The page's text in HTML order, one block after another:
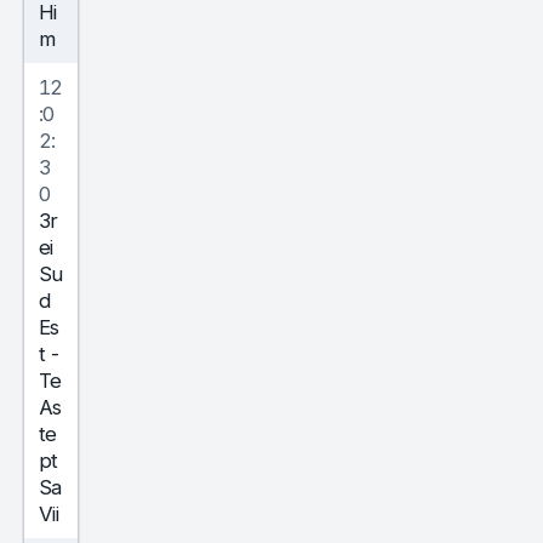
Hi
m
12
:0
2:
3
0
3r
ei
Su
d
Es
t-
Te
As
te
pt
Sa
Vii